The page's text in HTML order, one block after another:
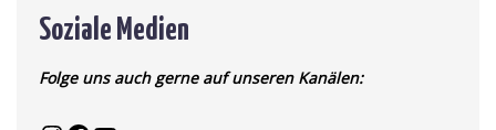
Soziale Medien
Folge uns auch gerne auf unseren Kanälen: